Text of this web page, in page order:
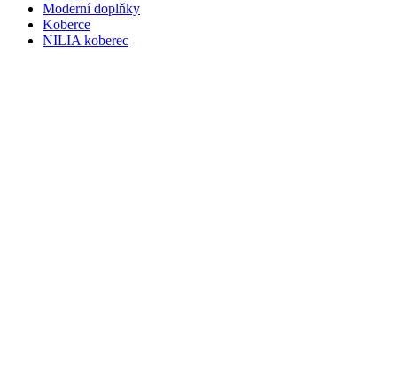
Moderní doplňky
Koberce
NILIA koberec